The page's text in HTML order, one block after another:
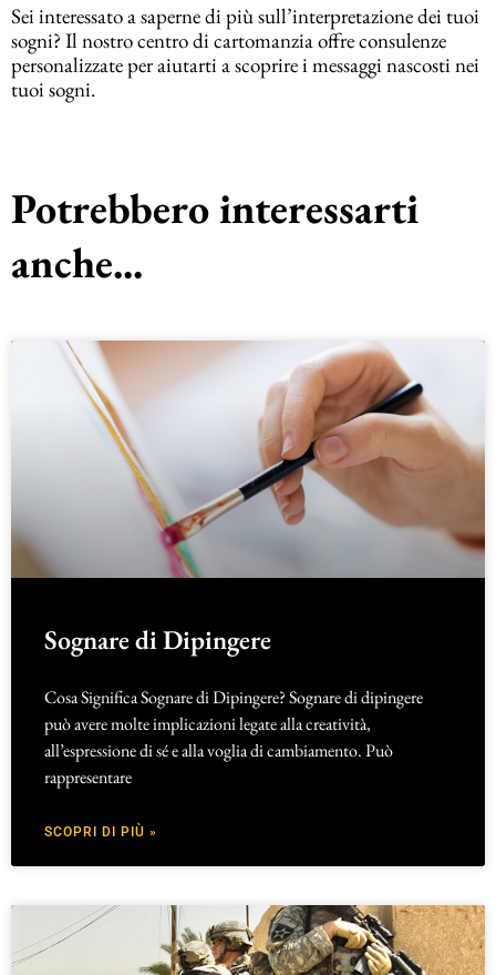
Sei interessato a saperne di più sull’interpretazione dei tuoi
sogni? Il nostro centro di cartomanzia offre consulenze
personalizzate per aiutarti a scoprire i messaggi nascosti nei
tuoi sogni.
Potrebbero interessarti
anche...
Sognare di Dipingere
Cosa Significa Sognare di Dipingere? Sognare di dipingere
può avere molte implicazioni legate alla creatività,
all’espressione di sé e alla voglia di cambiamento. Può
rappresentare
SCOPRI DI PIÙ »